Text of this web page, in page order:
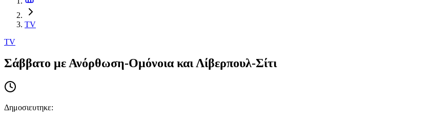
TV
TV
Σάββατο με Ανόρθωση-Ομόνοια και Λίβερπουλ-Σίτι
Δημοσιευτηκε: